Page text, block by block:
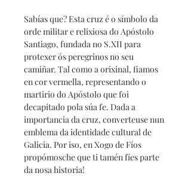
Sabías que? Esta cruz é o símbolo da
orde militar e relixiosa do Apóstolo
Santiago, fundada no S.XII para
protexer ós peregrinos no seu
camiñar. Tal como a orixinal, fiamos
en cor vermella, representando o
martirio do Apóstolo que foi
decapitado pola súa fe. Dada a
importancia da cruz, converteuse nun
emblema da identidade cultural de
Galicia. Por iso, en Xogo de Fíos
propómosche que ti tamén fíes parte
da nosa historia!